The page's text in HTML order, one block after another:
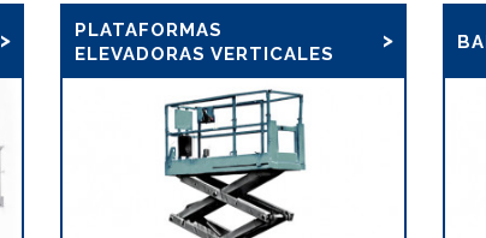
PLATAFORMAS
ELEVADORAS VERTICALES